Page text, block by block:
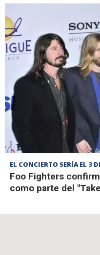
EL CONCIERTO SERÍA EL 3
Foo Fighters
como parte del